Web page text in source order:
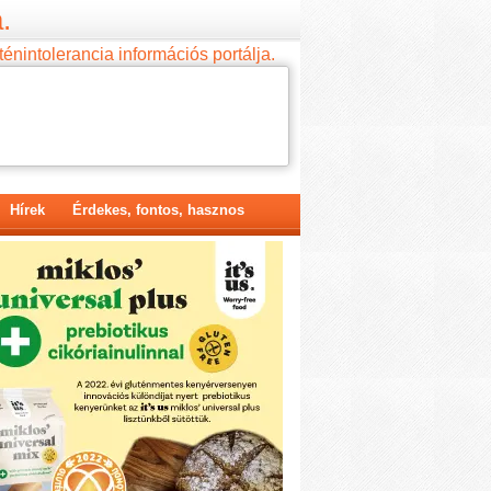
információs portálja.
Hírek Érdekes, fontos, hasznos